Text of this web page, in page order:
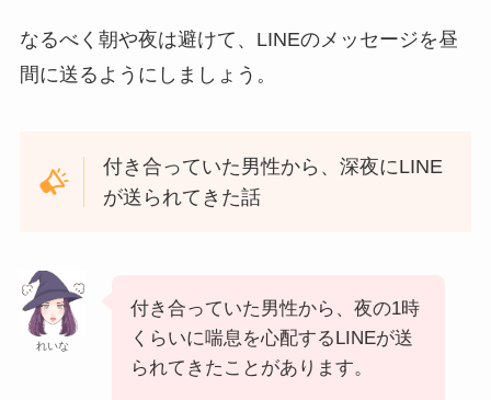
なるべく朝や夜は避けて、LINEのメッセージを昼
間に送るようにしましょう。
付き合っていた男性から、深夜にLINE
が送られてきた話
れいな
付き合っていた男性から、夜の1時
くらいに喘息を心配するLINEが送
られてきたことがあります。